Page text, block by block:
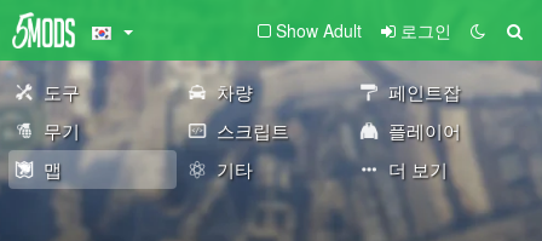
Show Adult 로그인
도구 차량
페인트잡
무기
스크립트
플레이어
맵
기타 더 보기